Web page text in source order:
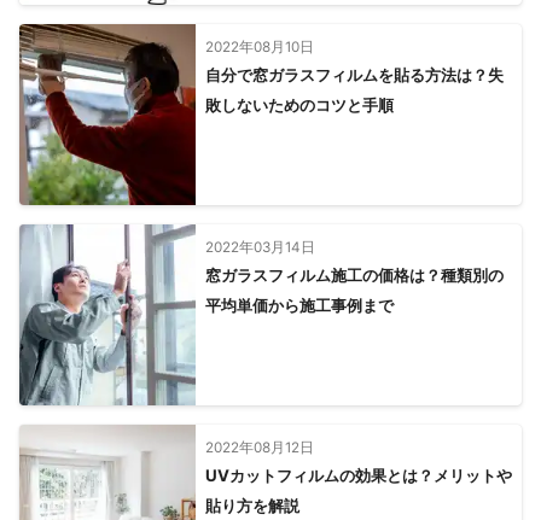
2022年08月10日
自分で窓ガラスフィルムを貼る方法は？失
敗しないためのコツと手順
2022年03月14日
窓ガラスフィルム施工の価格は？種類別の
平均単価から施工事例まで
2022年08月12日
UVカットフィルムの効果とは？メリットや
貼り方を解説